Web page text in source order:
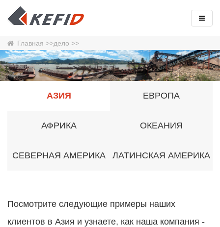
Главная >>дело >>
АЗИЯ ЕВРОПА
АФРИКА ОКЕАНИЯ
СЕВЕРНАЯ АМЕРИКА ЛАТИНСКАЯ АМЕРИКА
Посмотрите следующие примеры наших
клиентов в Азия и узнаете, как наша компания -